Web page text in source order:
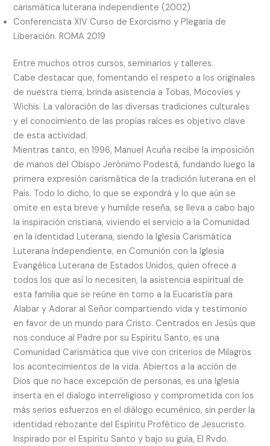
carismática luterana independiente (2002)
Conferencista XIV Curso de Exorcismo y Plegaria de
Liberación. ROMA 2019
Entre muchos otros cursos, seminarios y talleres.
Cabe destacar que, fomentando el respeto a los originales
de nuestra tierra, brinda asistencia a Tobas, Mocovíes y
Wichis. La valoración de las diversas tradiciones culturales
y el conocimiento de las propias raíces es objetivo clave
de esta actividad.
Mientras tanto, en 1996, Manuel Acuña recibe la imposición
de manos del Obispo Jerónimo Podestá, fundando luego la
primera expresión carismática de la tradición luterana en el
País. Todo lo dicho, lo que se expondrá y lo que aún se
omite en esta breve y humilde reseña, se lleva a cabo bajo
la inspiración cristiana, viviendo el servicio a la Comunidad
en la identidad Luterana, siendo la Iglesia Carismática
Luterana Independiente, en Comunión con la Iglesia
Evangélica Luterana de Estados Unidos, quien ofrece a
todos los que así lo necesiten, la asistencia espiritual de
esta familia que se reúne en torno a la Eucaristía para
Alabar y Adorar al Señor compartiendo vida y testimonio
en favor de un mundo para Cristo. Centrados en Jesús que
nos conduce al Padre por su Espíritu Santo, es una
Comunidad Carismática que vive con criterios de Milagros
los acontecimientos de la vida. Abiertos a la acción de
Dios que no hace excepción de personas, es una Iglesia
inserta en el dialogo interreligioso y comprometida con los
más serios esfuerzos en el diálogo ecuménico, sin perder la
identidad rebozante del Espíritu Profético de Jesucristo.
Inspirado por el Espiritu Santo y bajo su guía, El Rvdo.